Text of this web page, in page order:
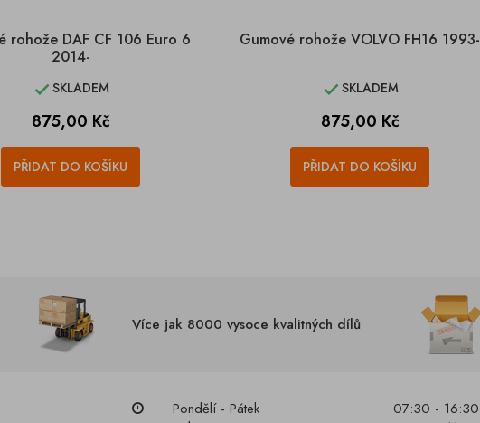
rohože DAF CF 106 Euro 6
2014-
SKLADEM
Cena
875,00 Kč
PŘIDAT DO KOŠÍKU
Gumové rohože VOLVO FH16 1993-
SKLADEM
Cena
875,00 Kč
PŘIDAT DO KOŠÍKU
Více jak 8000 vysoce kvalitných dílů
Pondělí - Pátek
07:30 - 16:30